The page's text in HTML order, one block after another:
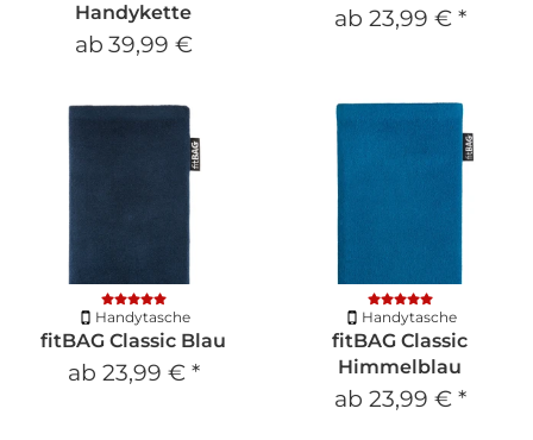
Handykette
ab 39,99 €
ab 23,99 € *
Handytasche
fitBAG Classic Blau
ab 23,99 € *
Handytasche
fitBAG Classic
Himmelblau
ab 23,99 € *